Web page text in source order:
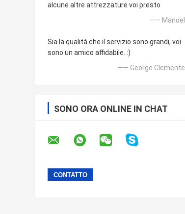
alcune altre attrezzature voi presto
—— Manoel
Sia la qualità che il servizio sono grandi, voi
sono un amico affidabile. :)
—— George Clemente
SONO ORA ONLINE IN CHAT